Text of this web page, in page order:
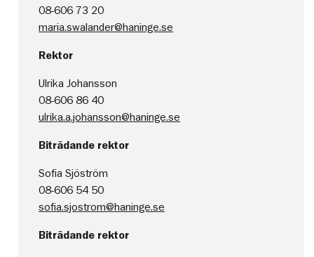
08-606 73 20
maria.swalander@haninge.se
Rektor
Ulrika Johansson
08-606 86 40
ulrika.a.johansson@haninge.se
Biträdande rektor
Sofia Sjöström
08-606 54 50
sofia.sjostrom@haninge.se
Biträdande rektor